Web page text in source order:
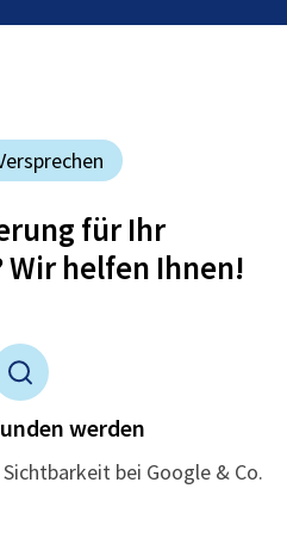
für Ihr
helfen Ihnen!
werden
bei Google & Co.